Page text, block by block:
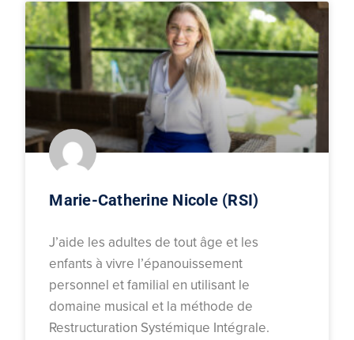
Marie-Catherine Nicole (RSI)
J’aide les adultes de tout âge et les
enfants à vivre l’épanouissement
personnel et familial en utilisant le
domaine musical et la méthode de
Restructuration Systémique Intégrale.